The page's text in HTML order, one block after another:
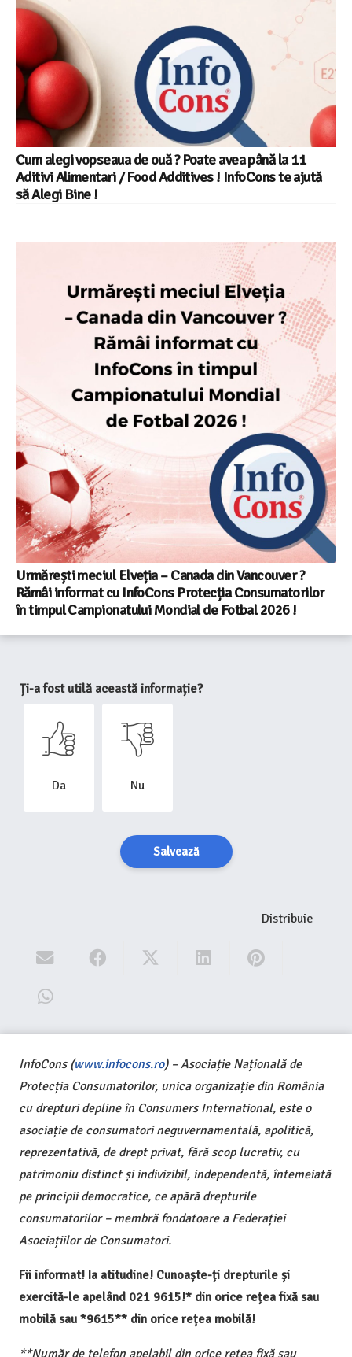
Cum alegi vopseaua de ouă ? Poate avea până la 11
Aditivi Alimentari / Food Additives ! InfoCons te ajută
să Alegi Bine !
Urmărești meciul Elveția – Canada din Vancouver ?
Rămâi informat cu InfoCons Protecția Consumatorilor
în timpul Campionatului Mondial de Fotbal 2026 !
Ți-a fost utilă această informație?
Da Nu
Salvează
Distribuie
InfoCons (www.infocons.ro) – Asociație Națională de
Protecția Consumatorilor, unica organizație din România
cu drepturi depline în Consumers International, este o
asociație de consumatori neguvernamentală, apolitică,
reprezentativă, de drept privat, fără scop lucrativ, cu
patrimoniu distinct și indivizibil, independentă, întemeiată
pe principii democratice, ce apără drepturile
consumatorilor – membră fondatoare a Federației
Asociațiilor de Consumatori.
Fii informat! Ia atitudine! Cunoaște-ți drepturile și
exercită-le apelând 021 9615!* din orice rețea fixă sau
mobilă sau *9615** din orice rețea mobilă!